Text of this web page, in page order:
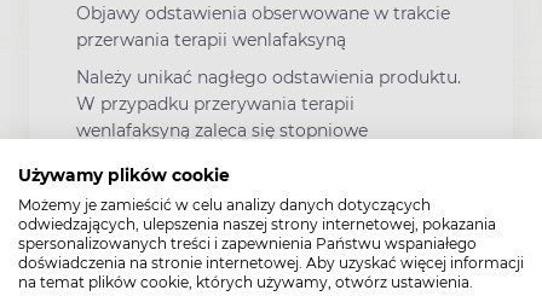
Używamy plików cookie
Możemy je zamieścić w celu analizy danych dotyczących
odwiedzających, ulepszenia naszej strony internetowej, pokazania
spersonalizowanych treści i zapewnienia Państwu wspaniałego
doświadczenia na stronie internetowej. Aby uzyskać więcej informacji
na temat plików cookie, których używamy, otwórz ustawienia.
Objawy odstawienia obserwowane w trakcie
przerwania terapii wenlafaksyną
Należy unikać nagłego odstawienia produktu.
W przypadku przerywania terapii
wenlafaksyną zaleca się stopniowe
najmniej od 1 do 2 tygodni, w celu
zmniejszenia ryzyka wystąpienia reakcji
odstawienia (patrz punkty4.4 i 4.8). Jeżeli
jednak, po zmniejszeniu dawki lub po
przerwaniu leczenia, wystąpią objawy w